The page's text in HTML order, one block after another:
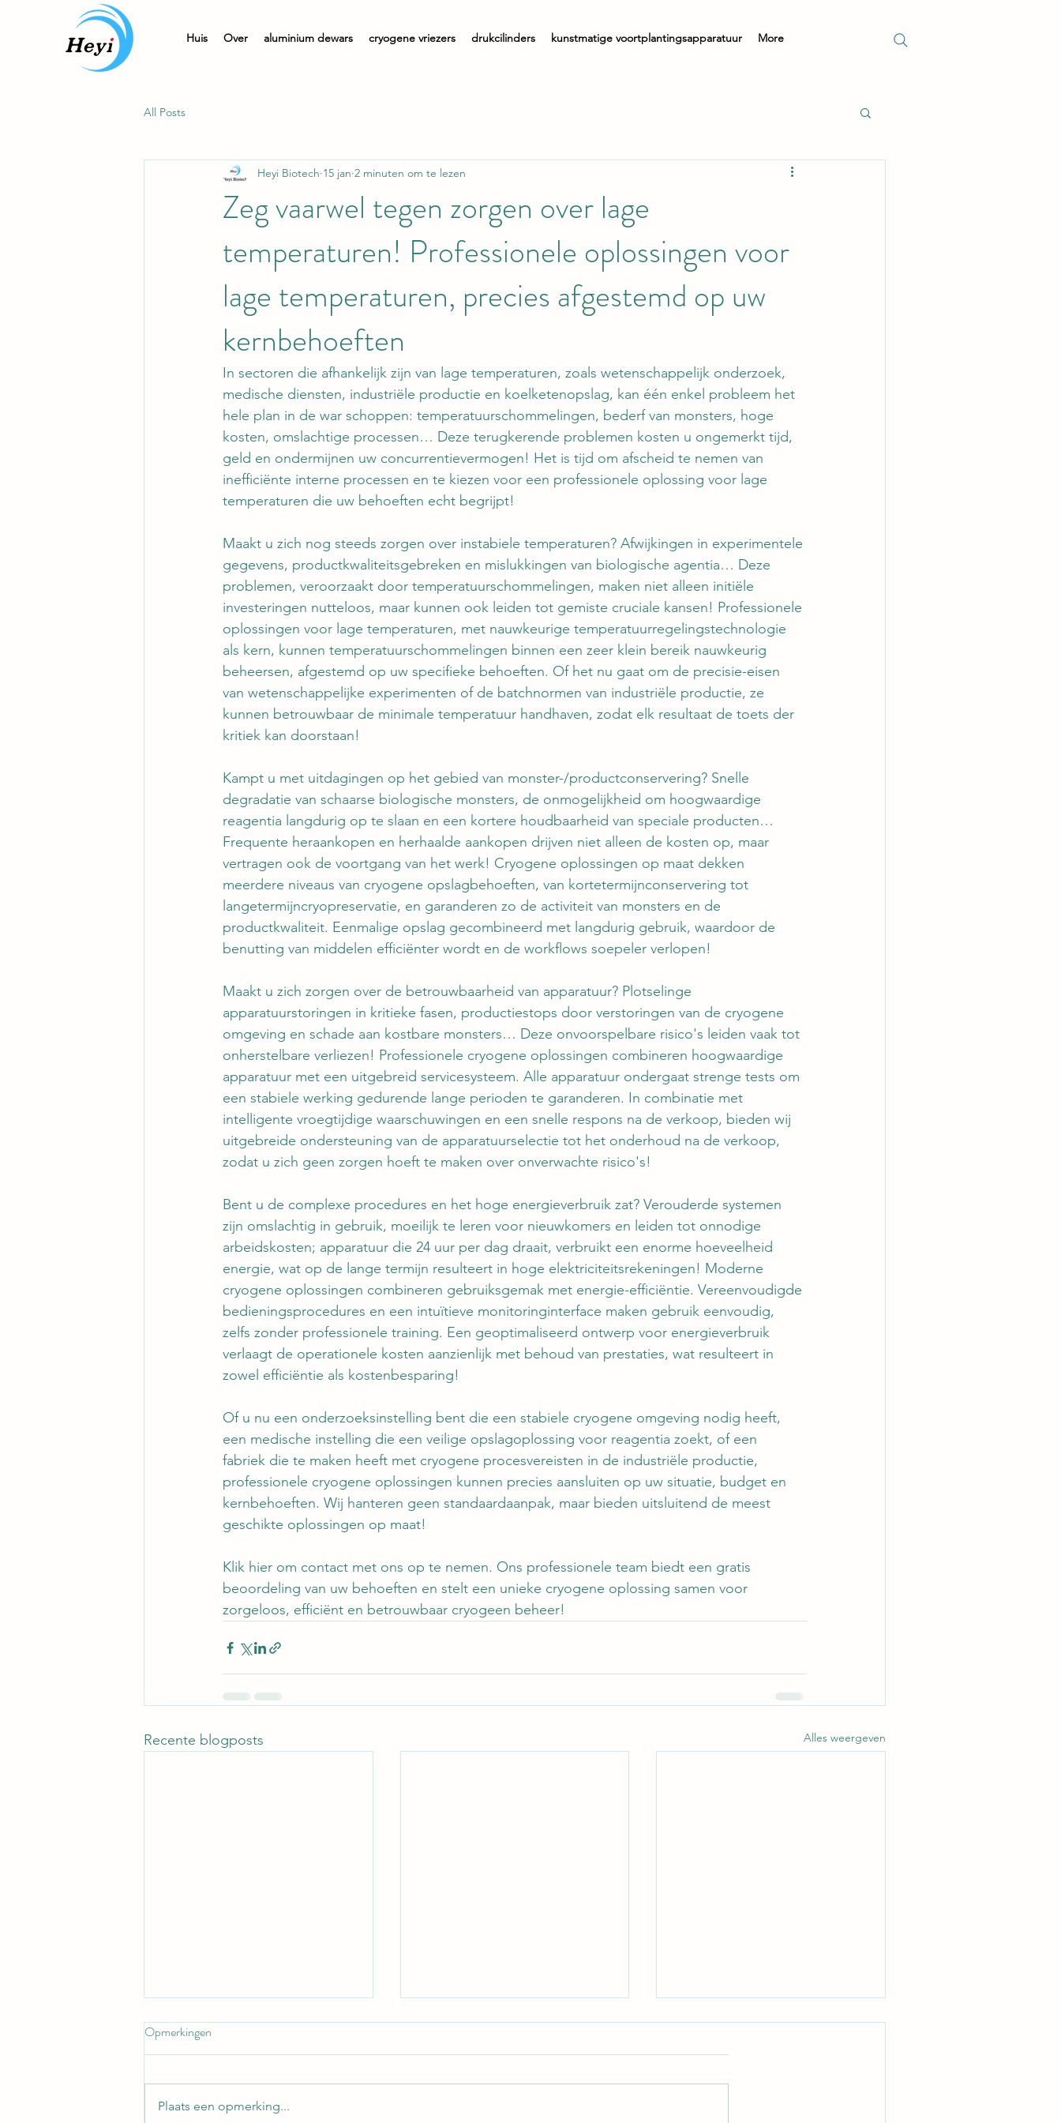
Huis Over aluminium dewars cryogene vriezers drukcilinders kunstmatige voortplantingsapparatuur More
All Posts
Zeg vaarwel tegen zorgen over lage
temperaturen! Professionele oplossingen voor
lage temperaturen, precies afgestemd op uw
kernbehoeften
Heyi Biotech 15 jan 2 minuten om te lezen
In sectoren die afhankelijk zijn van lage temperaturen, zoals wetenschappelijk onderzoek,
medische diensten, industriële productie en koelketenopslag, kan één enkel probleem het
hele plan in de war schoppen: temperatuurschommelingen, bederf van monsters, hoge
kosten, omslachtige processen… Deze terugkerende problemen kosten u ongemerkt tijd,
geld en ondermijnen uw concurrentievermogen! Het is tijd om afscheid te nemen van
inefficiënte interne processen en te kiezen voor een professionele oplossing voor lage
temperaturen die uw behoeften echt begrijpt!
Maakt u zich nog steeds zorgen over instabiele temperaturen? Afwijkingen in experimentele
gegevens, productkwaliteitsgebreken en mislukkingen van biologische agentia… Deze
problemen, veroorzaakt door temperatuurschommelingen, maken niet alleen initiële
investeringen nutteloos, maar kunnen ook leiden tot gemiste cruciale kansen! Professionele
oplossingen voor lage temperaturen, met nauwkeurige temperatuurregelingstechnologie
als kern, kunnen temperatuurschommelingen binnen een zeer klein bereik nauwkeurig
beheersen, afgestemd op uw specifieke behoeften. Of het nu gaat om de precisie-eisen
van wetenschappelijke experimenten of de batchnormen van industriële productie, ze
kunnen betrouwbaar de minimale temperatuur handhaven, zodat elk resultaat de toets der
kritiek kan doorstaan!
Kampt u met uitdagingen op het gebied van monster-/productconservering? Snelle
degradatie van schaarse biologische monsters, de onmogelijkheid om hoogwaardige
reagentia langdurig op te slaan en een kortere houdbaarheid van speciale producten…
Frequente heraankopen en herhaalde aankopen drijven niet alleen de kosten op, maar
vertragen ook de voortgang van het werk! Cryogene oplossingen op maat dekken
meerdere niveaus van cryogene opslagbehoeften, van kortetermijnconservering tot
langetermijncryopreservatie, en garanderen zo de activiteit van monsters en de
productkwaliteit. Eenmalige opslag gecombineerd met langdurig gebruik, waardoor de
benutting van middelen efficiënter wordt en de workflows soepeler verlopen!
Maakt u zich zorgen over de betrouwbaarheid van apparatuur? Plotselinge
apparatuurstoringen in kritieke fasen, productiestops door verstoringen van de cryogene
omgeving en schade aan kostbare monsters… Deze onvoorspelbare risico's leiden vaak tot
onherstelbare verliezen! Professionele cryogene oplossingen combineren hoogwaardige
apparatuur met een uitgebreid servicesysteem. Alle apparatuur ondergaat strenge tests om
een ​​stabiele werking gedurende lange perioden te garanderen. In combinatie met
intelligente vroegtijdige waarschuwingen en een snelle respons na de verkoop, bieden wij
uitgebreide ondersteuning van de apparatuurselectie tot het onderhoud na de verkoop,
zodat u zich geen zorgen hoeft te maken over onverwachte risico's!
Bent u de complexe procedures en het hoge energieverbruik zat? Verouderde systemen
zijn omslachtig in gebruik, moeilijk te leren voor nieuwkomers en leiden tot onnodige
arbeidskosten; apparatuur die 24 uur per dag draait, verbruikt een enorme hoeveelheid
energie, wat op de lange termijn resulteert in hoge elektriciteitsrekeningen! Moderne
cryogene oplossingen combineren gebruiksgemak met energie-efficiëntie. Vereenvoudigde
bedieningsprocedures en een intuïtieve monitoringinterface maken gebruik eenvoudig,
zelfs zonder professionele training. Een geoptimaliseerd ontwerp voor energieverbruik
verlaagt de operationele kosten aanzienlijk met behoud van prestaties, wat resulteert in
zowel efficiëntie als kostenbesparing!
Of u nu een onderzoeksinstelling bent die een stabiele cryogene omgeving nodig heeft,
een medische instelling die een veilige opslagoplossing voor reagentia zoekt, of een
fabriek die te maken heeft met cryogene procesvereisten in de industriële productie,
professionele cryogene oplossingen kunnen precies aansluiten op uw situatie, budget en
kernbehoeften. Wij hanteren geen standaardaanpak, maar bieden uitsluitend de meest
geschikte oplossingen op maat!
Klik hier om contact met ons op te nemen. Ons professionele team biedt een gratis
beoordeling van uw behoeften en stelt een unieke cryogene oplossing samen voor
zorgeloos, efficiënt en betrouwbaar cryogeen beheer!
Recente blogposts Alles weergeven
Opmerkingen
Plaats een opmerking...